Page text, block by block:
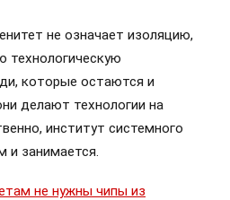
не означает изоляцию,
технологическую
которые остаются и
делают технологии на
институт системного
и занимается.
не нужны чипы из